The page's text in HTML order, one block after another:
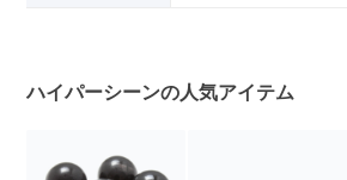
ハイパーシーンの人気アイテム